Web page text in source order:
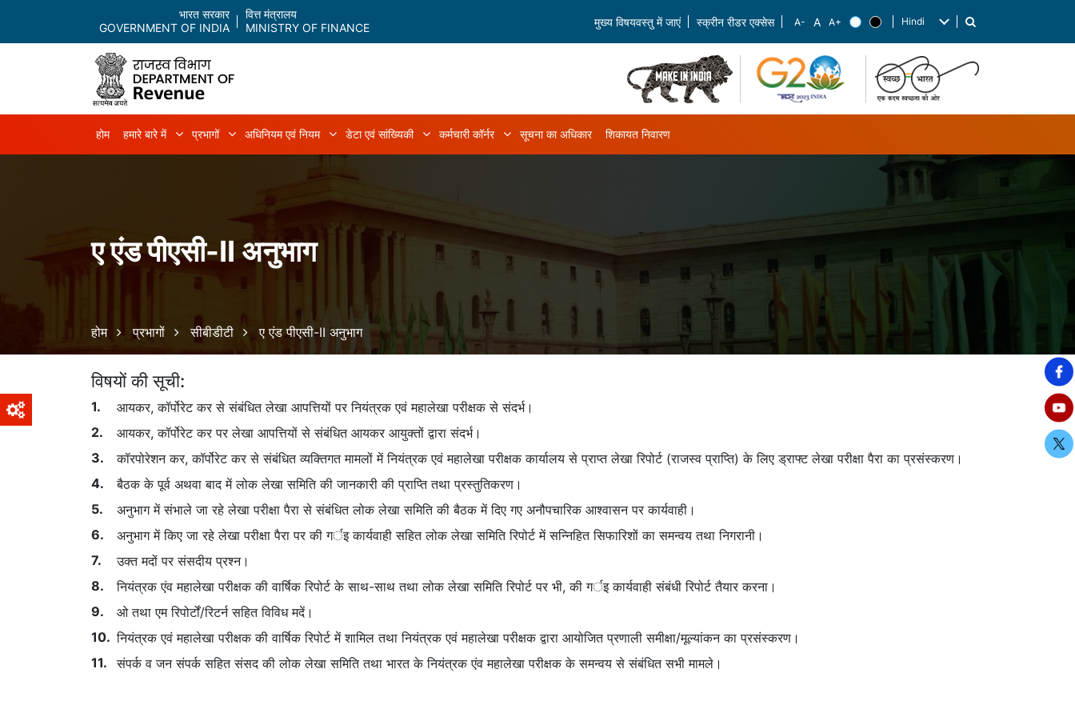
भारत सरकार
GOVERNMENT OF INDIA
वित्त मंत्रालय
MINISTRY OF FINANCE
मुख्य विषयवस्तु में जाएं स्क्रीन रीडर एक्सेस Hindi List additional actions
होम हमारे बारे में
हमारे बारे में sub-navigation
प्रभागों
प्रभागों sub-navigation
अधिनियम एवं नियम
अधिनियम एवं नियम sub-navigation
डेटा एवं सांख्यिकी
डेटा एवं सांख्यिकी sub-navigation
कर्मचारी कॉर्नर
कर्मचारी कॉर्नर sub-navigation
सूचना का अधिकार शिकायत निवारण
ए एंड पीएसी-II अनुभाग
Breadcrumb
होम प्रभागों सीबीडीटी ए एंड पीएसी-II अनुभाग
विषयों की सूची:
आयकर, कॉर्पोरेट कर से संबंधित लेखा आपत्तियों पर नियंत्रक एवं महालेखा परीक्षक से संदर्भ।
आयकर, कॉर्पोरेट कर पर लेखा आपत्तियों से संबंधित आयकर आयुक्तों द्वारा संदर्भ।
कॉरपोरेशन कर, कॉर्पोरेट कर से संबंधित व्यक्तिगत मामलों में नियंत्रक एवं महालेखा परीक्षक कार्यालय से प्राप्त लेखा रिपोर्ट (राजस्व प्राप्ति) के लिए ड्राफ्ट लेखा परीक्षा पैरा का प्रसंस्करण।
बैठक के पूर्व अथवा बाद में लोक लेखा समिति की जानकारी की प्राप्ति तथा प्रस्तुतिकरण।
अनुभाग में संभाले जा रहे लेखा परीक्षा पैरा से संबंधित लोक लेखा समिति की बैठक में दिए गए अनौपचारिक आश्वासन पर कार्यवाही।
अनुभाग में किए जा रहे लेखा परीक्षा पैरा पर की गर्इ कार्यवाही सहित लोक लेखा समिति रिपोर्ट में सन्निहित सिफारिशों का समन्वय तथा निगरानी।
उक्त मदों पर संसदीय प्रश्न।
नियंत्रक एंव महालेखा परीक्षक की वार्षिक रिपोर्ट के साथ-साथ तथा लोक लेखा समिति रिपोर्ट पर भी, की गर्इ कार्यवाही संबंधी रिपोर्ट तैयार करना।
ओ तथा एम रिपोर्टों/रिटर्न सहित विविध मदें।
नियंत्रक एवं महालेखा परीक्षक की वार्षिक रिपोर्ट में शामिल तथा नियंत्रक एवं महालेखा परीक्षक द्वारा आयोजित प्रणाली समीक्षा/मूल्यांकन का प्रसंस्करण।
संपर्क व जन संपर्क सहित संसद की लोक लेखा समिति तथा भारत के नियंत्रक एंव महालेखा परीक्षक के समन्वय से संबंधित सभी मामले।